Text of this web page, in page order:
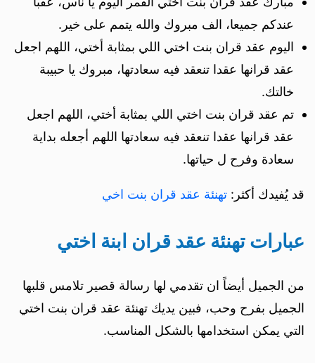
عندكم جميعا، الف مبروك والله يتمم على خير.
اليوم عقد قران بنت اختي اللي بمثابة أختي، اللهم اجعل
عقد قرانها عقدا تنعقد فيه سعادتها، مبروك يا حبيبة
خالتك.
تم عقد قران بنت اختي اللي بمثابة أختي، اللهم اجعل
عقد قرانها عقدا تنعقد فيه سعادتها اللهم أجعله بداية
سعادة وفرح ل حياتها.
قد يُفيدك أكثر: تهنئة عقد قران بنت اخي
عبارات تهنئة عقد قران ابنة اختي
من الجميل أيضاً ان تقدمي لها رسالة قصير تلامس قلبها
الجميل بفرح وحب، فبين يديك تهنئة عقد قران بنت اختي
التي يمكن استخدامها بالشكل المناسب.